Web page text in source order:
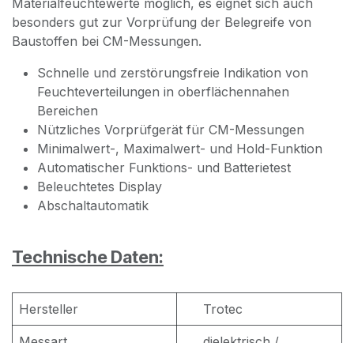
Materialfeuchtewerte möglich, es eignet sich auch
besonders gut zur Vorprüfung der Belegreife von
Baustoffen bei CM-Messungen.
Schnelle und zerstörungsfreie Indikation von
Feuchteverteilungen in oberflächennahen
Bereichen
Nützliches Vorprüfgerät für CM-Messungen
Minimalwert-, Maximalwert- und Hold-Funktion
Automatischer Funktions- und Batterietest
Beleuchtetes Display
Abschaltautomatik
Technische Daten:
Hersteller Trotec